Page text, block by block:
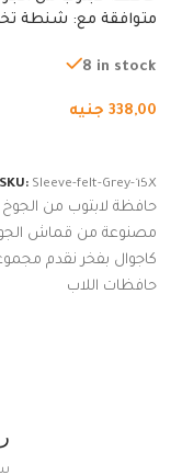
متوافقة مع: شنطة
من الجوخ لجهاز نوت
8 in stock
338,00 جنيه
SKU: Sleeve-felt-Grey-15X
حافظة لابتوب من
مصنوعة من قماش
كاجوال بفخر نقدم
حافظات اللاب